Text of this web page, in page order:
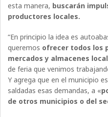
esta manera, buscarán
productores locales.
“En principio la idea es
queremos ofrecer todos los
mercados y almacenes
de feria que venimos
Y agrega que en el municipio
saldadas esas demandas, a «
de otros municipios o del